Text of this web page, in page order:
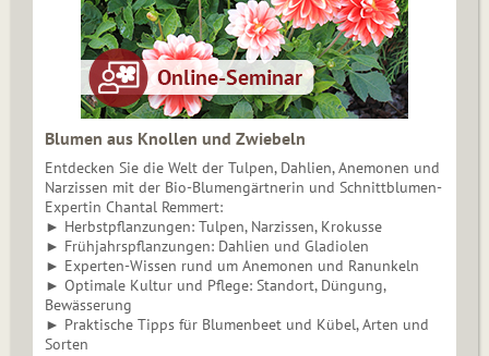
Blumen aus Knollen und Zwiebeln
Entdecken Sie die Welt der Tulpen, Dahlien, Anemonen und
Narzissen mit der Bio-Blumengärtnerin und Schnittblumen-
Expertin Chantal Remmert:
► Herbstpflanzungen: Tulpen, Narzissen, Krokusse
► Frühjahrspflanzungen: Dahlien und Gladiolen
► Experten-Wissen rund um Anemonen und Ranunkeln
► Optimale Kultur und Pflege: Standort, Düngung,
Bewässerung
► Praktische Tipps für Blumenbeet und Kübel, Arten und
Sorten